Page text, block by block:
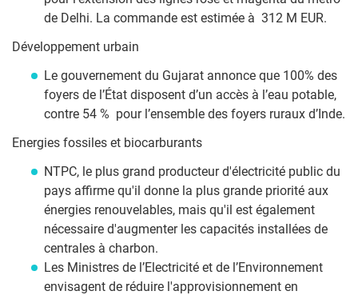
de Delhi. La commande est estimée à 312 M EUR.
Développement urbain
Le gouvernement du Gujarat annonce que 100% des
foyers de l’État disposent d’un accès à l’eau potable,
contre 54 % pour l’ensemble des foyers ruraux d’Inde.
Energies fossiles et biocarburants
NTPC, le plus grand producteur d'électricité public du
pays affirme qu'il donne la plus grande priorité aux
énergies renouvelables, mais qu'il est également
nécessaire d'augmenter les capacités installées de
centrales à charbon.
Les Ministres de l’Electricité et de l’Environnement
envisagent de réduire l'approvisionnement en